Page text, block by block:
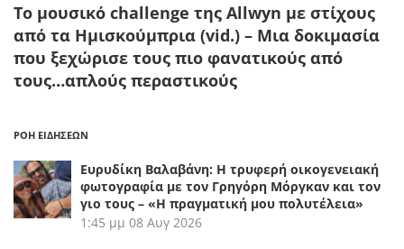
Το μουσικό challenge της Allwyn με στίχους
από τα Ημισκούμπρια (vid.) – Μια δοκιμασία
που ξεχώρισε τους πιο φανατικούς από
τους…απλούς περαστικούς
ΡΟΗ ΕΙΔΗΣΕΩΝ
Ευρυδίκη Βαλαβάνη: Η τρυφερή οικογενειακή
φωτογραφία με τον Γρηγόρη Μόργκαν και τον
γιο τους – «Η πραγματική μου πολυτέλεια»
1:45 μμ 08 Αυγ 2026